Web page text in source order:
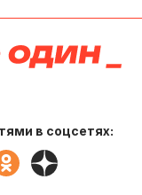
в соцсетях: